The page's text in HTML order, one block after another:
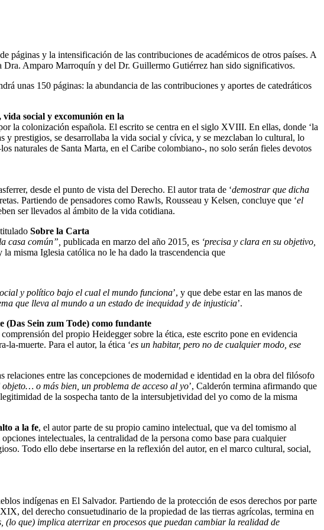
páginas y la intensificación de las contribuciones de académicos de otros países. A
Dra. Amparo Marroquín y del Dr. Guillermo Gutiérrez han sido significativos.
unas 150 páginas: la abundancia de las contribuciones y aportes de catedráticos
vida social y excomunión en la
la colonización española. El escrito se centra en el siglo XVIII. En ellas, donde ‘la
y prestigios, se desarrollaba la vida social y cívica, y se mezclaban lo cultural, lo
naturales de Santa Marta, en el Caribe colombiano-, no solo serán fieles devotos
desde el punto de vista del Derecho. El autor trata de ‘demostrar que dicha
Partiendo de pensadores como Rawls, Rousseau y Kelsen, concluye que ‘el
ser llevados al ámbito de la vida cotidiana.
Sobre la Carta
casa común”, publicada en marzo del año 2015 es ‘precisa y clara en su objetivo,
la misma Iglesia católica no le ha dado la trascendencia que
y político bajo el cual el mundo funciona’, y que debe estar en las manos de
que lleva al mundo a un estado de inequidad y de injusticia’.
(Das Sein zum Tode) como fundante
comprensión del propio Heidegger sobre la ética, este escrito pone en evidencia
la-muerte. Para el autor, la ética ‘es un habitar, pero no de cualquier modo, ese
relaciones entre las concepciones de modernidad e identidad en la obra del filósofo
objeto… o más bien, un problema de acceso al yo’, Calderón termina afirmando que
de la sospecha tanto de la intersubjetividad del yo como de la misma
a la fe, el autor parte de su propio camino intelectual, que va del tomismo al
intelectuales, la centralidad de la persona como base para cualquier
Todo ello debe insertarse en la reflexión del autor, en el marco cultural, social,
indígenas en El Salvador. Partiendo de la protección de esos derechos por parte
del derecho consuetudinario de la propiedad de las tierras agrícolas, termina en
(lo que) implica aterrizar en procesos que puedan cambiar la realidad de